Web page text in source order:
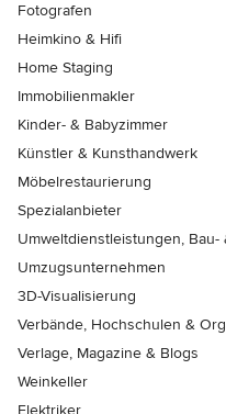
Fotografen
Heimkino & Hifi
Home Staging
Immobilienmakler
Kinder- & Babyzimmer
Künstler & Kunsthandwerk
Möbelrestaurierung
Spezialanbieter
Umweltdienstleistungen,
Umzugsunternehmen
3D-Visualisierung
Verbände, Hochschulen &
Verlage, Magazine & Blogs
Weinkeller